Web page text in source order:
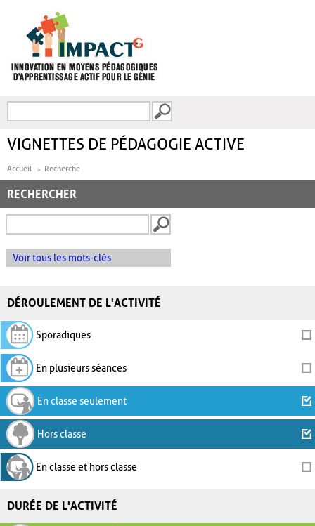
FORMULAIRE DE
VIGNETTES DE PÉDAGOGIE ACTIVE
Accueil Recherche
RECHERCHER
Voir tous les mots-clés
DÉROULEMENT DE L'ACTIVITÉ
Sporadiques
En plusieurs séances
En classe seulement
Hors classe
En classe et hors classe
DURÉE DE L'ACTIVITÉ